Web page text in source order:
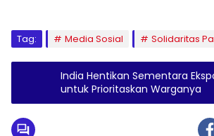
Tag: Media Sosial Solidaritas
India Hentikan Sementara
untuk Prioritaskan Warganya